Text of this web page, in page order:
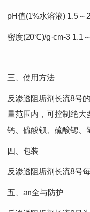
pH值(1%水溶液) 1.5～
密度(20℃)/g·cm-3 1.1
三、使用方法
反渗透阻垢剂长流8号
量范围内，可控制绝大
钙、硫酸钡、硫酸锶、
四、包装
反渗透阻垢剂长流8号
五、an全与防护